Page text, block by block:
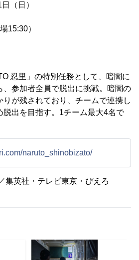
（日）
15:30）
忍里」の特別任務として、暗闇に
、参加者全員で脱出に挑戦。暗闇の
が残されており、チームで連携し
脱出を目指す。1チーム最大4名で
naruto_shinobizato/
集英社・テレビ東京・ぴえろ